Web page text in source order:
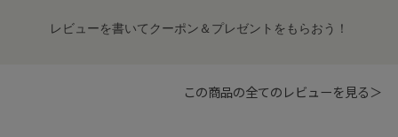
レビューを書いてクーポン＆プレゼントをもらおう！
この商品の全てのレビューを見る＞